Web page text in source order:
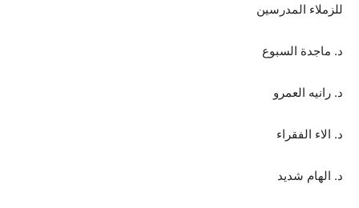
للزملاء المدرسين
د. ماجدة السبوع
د. رانيه العمرو
د. الاء الفقراء
د. الهام شديد